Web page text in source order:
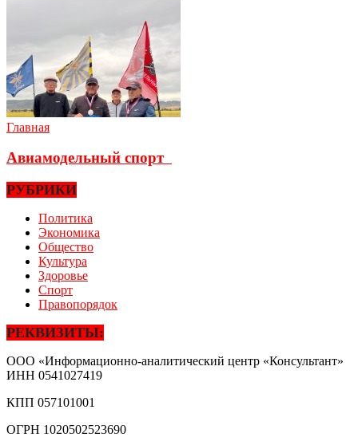
Главная
Авиамодельный спорт
РУБРИКИ
Политика
Экономика
Общество
Культура
Здоровье
Спорт
Правопорядок
РЕКВИЗИТЫ:
ООО «Информационно-аналитический центр «Консультант»
ИНН 0541027419
КПП 057101001
ОГРН 1020502523690